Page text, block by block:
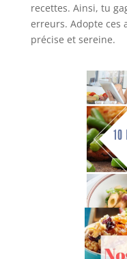
recettes. Ainsi, tu
erreurs. Adopte ces
précise et sereine.